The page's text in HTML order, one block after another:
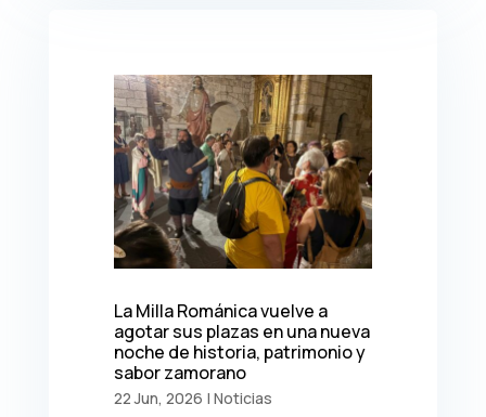
La Milla Románica vuelve a
agotar sus plazas en una nueva
noche de historia, patrimonio y
sabor zamorano
22 Jun, 2026 | Noticias